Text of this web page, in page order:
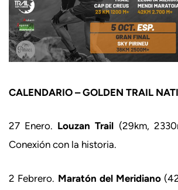
CALENDARIO – GOLDEN TRAIL
27 Enero. Louzan Trail (29km,
Conexión con la historia.
2 Febrero. Maratón del Meridiano